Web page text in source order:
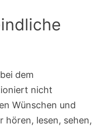
dem
nicht
Wünschen und
hören, lesen, sehen,